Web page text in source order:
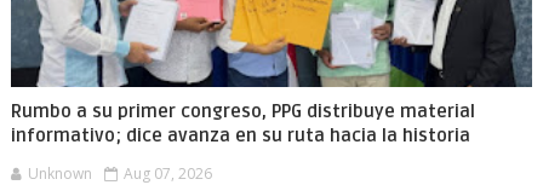
Rumbo a su primer congreso, PPG distribuye material
informativo; dice avanza en su ruta hacia la historia
Unknown Aug 07, 2026